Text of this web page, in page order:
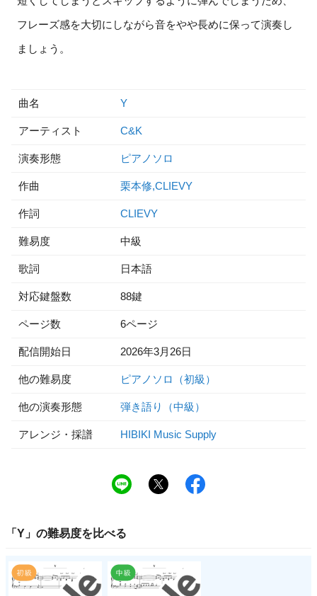
フレーズ感を大切にしながら音をやや長めに保って演奏し
ましょう。
曲名 Y
アーティスト C&K
演奏形態 ピアノソロ
作曲 栗本修,CLIEVY
作詞 CLIEVY
難易度 中級
歌詞 日本語
対応鍵盤数 88鍵
ページ数 6ページ
配信開始日 2026年3月26日
他の難易度 ピアノソロ（初級）
他の演奏形態 弾き語り（中級）
アレンジ・採譜 HIBIKI Music Supply
「 Y 」の難易度を比べる